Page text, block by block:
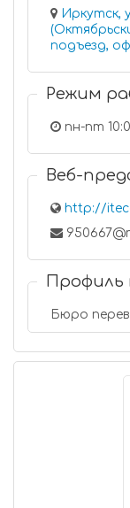
Иркутск,
подъезд,
Режим
пн-пт
Веб-
http://
Профиль
Бюро